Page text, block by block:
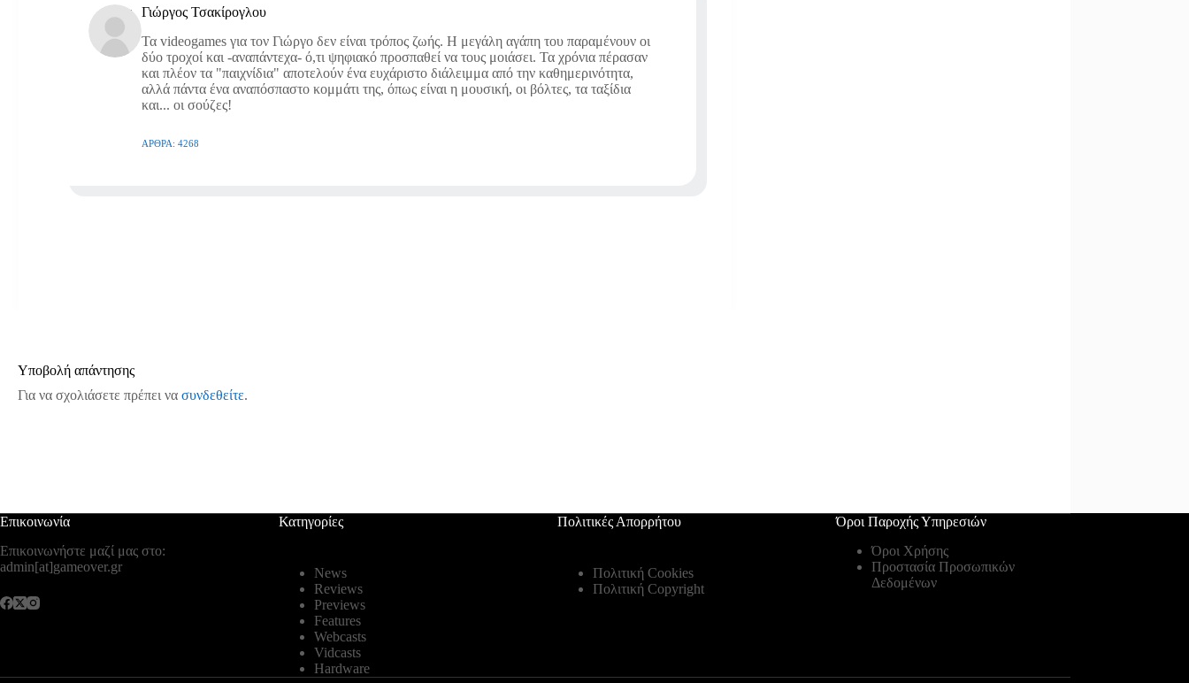
Γιώργος Τσακίρογλου
Τα videogames για τον Γιώργο δεν είναι τρόπος ζωής. Η μεγάλη αγάπη του παραμένουν οι
δύο τροχοί και -αναπάντεχα- ό,τι ψηφιακό προσπαθεί να τους μοιάσει. Τα χρόνια πέρασαν
και πλέον τα "παιχνίδια" αποτελούν ένα ευχάριστο διάλειμμα από την καθημερινότητα,
αλλά πάντα ένα αναπόσπαστο κομμάτι της, όπως είναι η μουσική, οι βόλτες, τα ταξίδια
και... οι σούζες!
ΆΡΘΡΑ: 4268
Υποβολή απάντησης
Για να σχολιάσετε πρέπει να συνδεθείτε.
Επικοινωνία
Επικοινωνήστε μαζί μας στο:
admin[at]gameover.gr
Κατηγορίες
News
Reviews
Previews
Features
Webcasts
Vidcasts
Hardware
Πολιτικές Απορρήτου
Πολιτική Cookies
Πολιτική Copyright
Όροι Παροχής Υπηρεσιών
Όροι Χρήσης
Προστασία Προσωπικών
Δεδομένων